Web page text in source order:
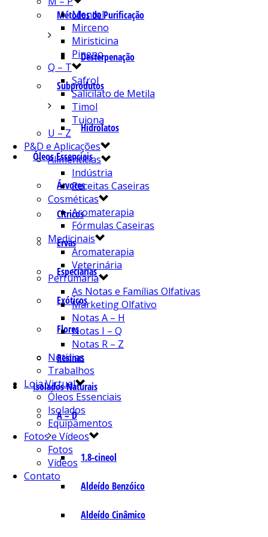
Métodos de Purificação
Desterpenação
Subprodutos
Hidrolatos
Óleos Essenciais
Árvores
Cítricos
Ervas
Especiarias
Exóticos
Flores
Resinas
Isolados Naturais
A – D
1.8-cineol
Aldeído Benzóico
Aldeído Cinâmico
Mentol
Mirceno
Miristicina
Pineno
Q – T
Safrol
Salicilato de Metila
Timol
Tujona
U – Z
P&D e Aplicações
Alimentícias
Indústria
Receitas Caseiras
Cosméticas
Aromaterapia
Fórmulas Caseiras
Medicinais
Aromaterapia
Veterinária
Perfumaria
As Notas e Famílias Olfativas
Marketing Olfativo
Notas A – H
Notas I – Q
Notas R – Z
Notícias
Trabalhos
Loja Virtual
Óleos Essenciais
Isolados
Equipamentos
Fotos e Vídeos
Fotos
Vídeos
Contato